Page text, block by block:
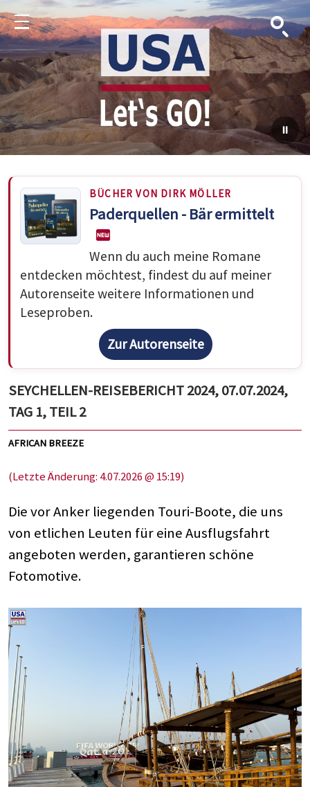
Menu Suche
BÜCHER VON DIRK MÖLLER
Paderquellen - Bär ermittelt
Wenn du auch meine Romane
entdecken möchtest, findest du auf meiner
Autorenseite weitere Informationen und
Leseproben.
Zur Autorenseite
SEYCHELLEN-REISEBERICHT 2024, 07.07.2024,
TAG 1, TEIL 2
AFRICAN BREEZE
(Letzte Änderung: 4.07.2026 @ 15:19)
Die vor Anker liegenden Touri-Boote, die uns
von etlichen Leuten für eine Ausflugsfahrt
angeboten werden, garantieren schöne
Fotomotive.